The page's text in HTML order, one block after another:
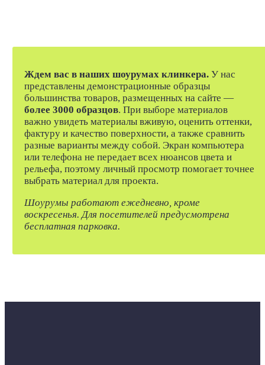
Ждем вас в наших шоурумах клинкера.У нас
представлены демонстрационные образцы
большинства товаров, размещенных на сайте —
более 3000 образцов. При выборе материалов
важно увидеть материалы вживую, оценить оттенки,
фактуру и качество поверхности, а также сравнить
разные варианты между собой. Экран компьютера
или телефона не передает всех нюансов цвета и
рельефа, поэтому личный просмотр помогает точнее
выбрать материал для проекта.
Шоурумы работают ежедневно, кроме
воскресенья. Для посетителей предусмотрена
бесплатная парковка.